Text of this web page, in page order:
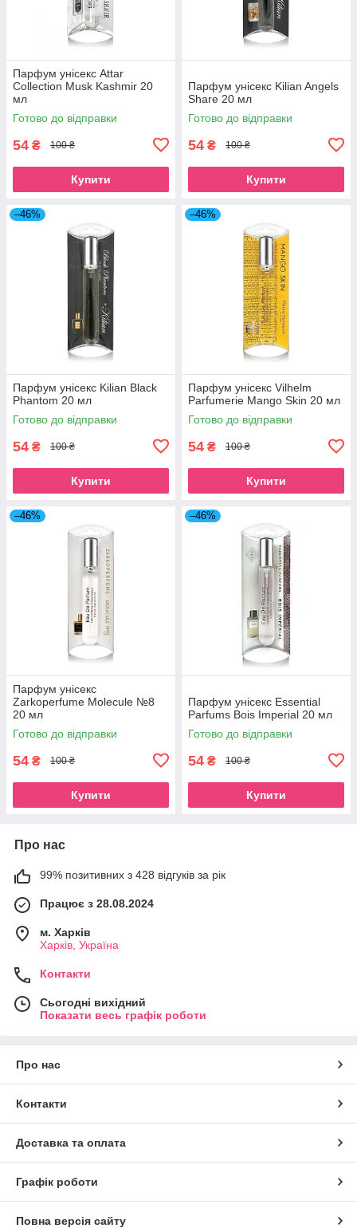
Парфум унісекс Attar
Collection Musk Kashmir 20
мл
Готово до відправки
54 ₴ 100 ₴
Купити
Парфум унісекс Kilian Angels
Share 20 мл
Готово до відправки
54 ₴ 100 ₴
Купити
–46%
Парфум унісекс Kilian Black
Phantom 20 мл
Готово до відправки
54 ₴ 100 ₴
Купити
–46%
Парфум унісекс Vilhelm
Parfumerie Mango Skin 20 мл
Готово до відправки
54 ₴ 100 ₴
Купити
–46%
Парфум унісекс
Zarkoperfume Molecule №8
20 мл
Готово до відправки
54 ₴ 100 ₴
Купити
–46%
Парфум унісекс Essential
Parfums Bois Imperial 20 мл
Готово до відправки
54 ₴ 100 ₴
Купити
Про нас
99% позитивних з 428 відгуків за рік
Працює з 28.08.2024
м. Харків
Харків, Україна
Контакти
Сьогодні вихідний
Показати весь графік роботи
Про нас
Контакти
Доставка та оплата
Графік роботи
Повна версія сайту